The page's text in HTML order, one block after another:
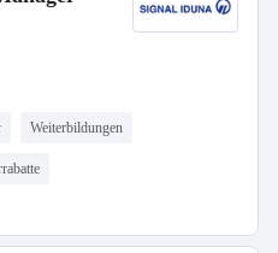
Weiterbildungen